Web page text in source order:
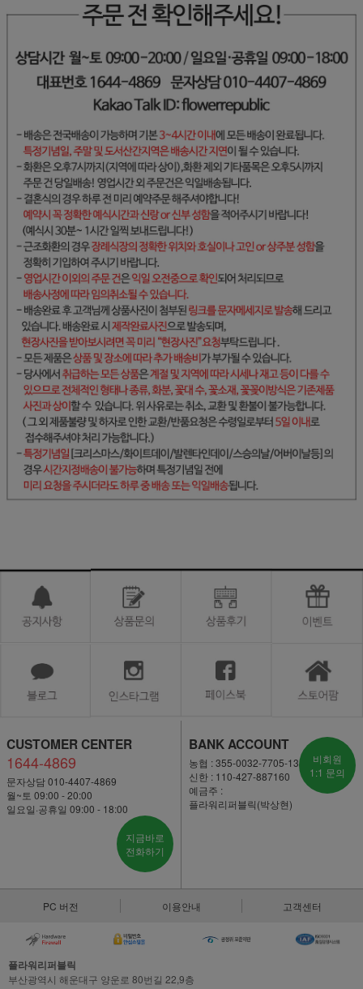
CUSTOMER CENTER
1644-4869
문자상담 010-4407-4869
월~토 09:00 - 20:00
일요일·공휴일 09:00 - 18:00
지금바로
전화하기
BANK ACCOUNT
농협 : 355-0032-7705-13
신한 : 110-427-887160
예금주 :
플라워리퍼블릭(박상현)
비회원
1:1 문의
PC 버전 이용안내 고객센터
플라워리퍼블릭
부산광역시 해운대구 양운로 80번길 22,9층